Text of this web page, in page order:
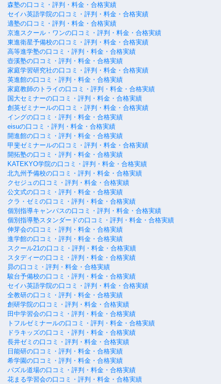
森塾の口コミ・評判・料金・合格実績
セイハ英語学院の口コミ・評判・料金・合格実績
適塾の口コミ・評判・料金・合格実績
京進スクール・ワンの口コミ・評判・料金・合格実績
東進衛星予備校の口コミ・評判・料金・合格実績
高等進学塾の口コミ・評判・料金・合格実績
壺溪塾の口コミ・評判・料金・合格実績
家庭学習研究社の口コミ・評判・料金・合格実績
英進館の口コミ・評判・料金・合格実績
家庭教師のトライの口コミ・評判・料金・合格実績
国大セミナーの口コミ・評判・料金・合格実績
創英ゼミナールの口コミ・評判・料金・合格実績
イングの口コミ・評判・料金・合格実績
eisuの口コミ・評判・料金・合格実績
開進館の口コミ・評判・料金・合格実績
甲斐ゼミナールの口コミ・評判・料金・合格実績
開拓塾の口コミ・評判・料金・合格実績
KATEKYO学院の口コミ・評判・料金・合格実績
北九州予備校の口コミ・評判・料金・合格実績
クセジュの口コミ・評判・料金・合格実績
公文式の口コミ・評判・料金・合格実績
クラ・ゼミの口コミ・評判・料金・合格実績
個別指導キャンパスの口コミ・評判・料金・合格実績
個別指導塾スタンダードの口コミ・評判・料金・合格実績
伸芽会の口コミ・評判・料金・合格実績
進学館の口コミ・評判・料金・合格実績
スクール21の口コミ・評判・料金・合格実績
スタディーの口コミ・評判・料金・合格実績
昴の口コミ・評判・料金・合格実績
駿台予備校の口コミ・評判・料金・合格実績
セイハ英語学院の口コミ・評判・料金・合格実績
全教研の口コミ・評判・料金・合格実績
創研学院の口コミ・評判・料金・合格実績
田中学習会の口コミ・評判・料金・合格実績
トフルゼミナールの口コミ・評判・料金・合格実績
ドラキッズの口コミ・評判・料金・合格実績
長井ゼミの口コミ・評判・料金・合格実績
日能研の口コミ・評判・料金・合格実績
希学園の口コミ・評判・料金・合格実績
パズル道場の口コミ・評判・料金・合格実績
花まる学習会の口コミ・評判・料金・合格実績